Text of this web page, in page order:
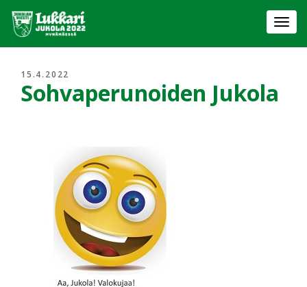
15.4.2022
Sohvaperunoiden Jukola